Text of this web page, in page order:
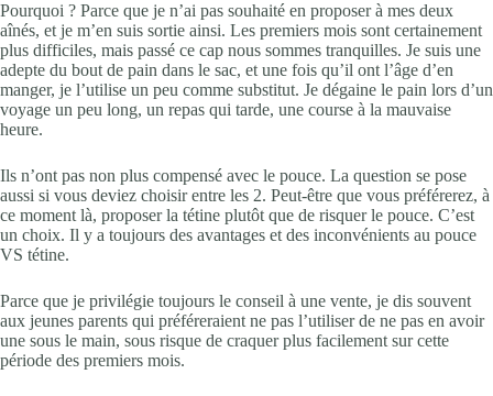
Pourquoi ? Parce que je n’ai pas souhaité en proposer à mes deux
aînés, et je m’en suis sortie ainsi. Les premiers mois sont certainement
plus difficiles, mais passé ce cap nous sommes tranquilles. Je suis une
adepte du bout de pain dans le sac, et une fois qu’il ont l’âge d’en
manger, je l’utilise un peu comme substitut. Je dégaine le pain lors d’un
voyage un peu long, un repas qui tarde, une course à la mauvaise
heure.
Ils n’ont pas non plus compensé avec le pouce. La question se pose
aussi si vous deviez choisir entre les 2. Peut-être que vous préférerez, à
ce moment là, proposer la tétine plutôt que de risquer le pouce. C’est
un choix. Il y a toujours des avantages et des inconvénients au pouce
VS tétine.
Parce que je privilégie toujours le conseil à une vente, je dis souvent
aux jeunes parents qui préféreraient ne pas l’utiliser de ne pas en avoir
une sous le main, sous risque de craquer plus facilement sur cette
période des premiers mois.